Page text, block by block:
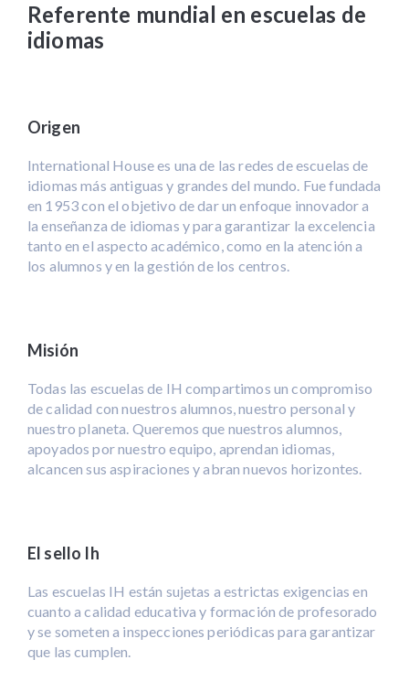
Referente mundial en escuelas de
idiomas
Origen
International House es una de las redes de escuelas de
idiomas más antiguas y grandes del mundo. Fue fundada
en 1953 con el objetivo de dar un enfoque innovador a
la enseñanza de idiomas y para garantizar la excelencia
tanto en el aspecto académico, como en la atención a
los alumnos y en la gestión de los centros.
Misión
Todas las escuelas de IH compartimos un compromiso
de calidad con nuestros alumnos, nuestro personal y
nuestro planeta. Queremos que nuestros alumnos,
apoyados por nuestro equipo, aprendan idiomas,
alcancen sus aspiraciones y abran nuevos horizontes.
El sello Ih
Las escuelas IH están sujetas a estrictas exigencias en
cuanto a calidad educativa y formación de profesorado
y se someten a inspecciones periódicas para garantizar
que las cumplen.